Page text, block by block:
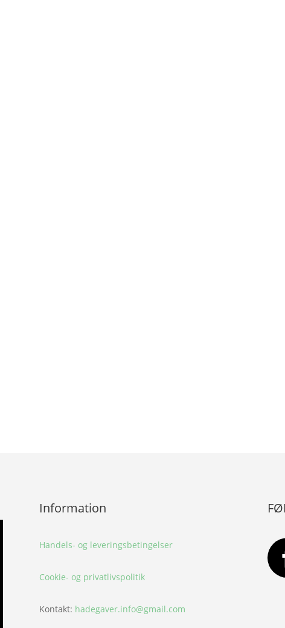
Information
Handels- og leveringsbetingelser
Cookie- og privatlivspolitik
Kontakt: hadegaver.info@gmail.com